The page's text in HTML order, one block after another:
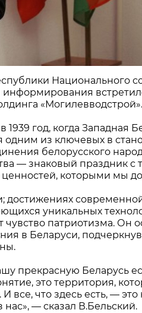
Национального
«Могилевводстрой».
год, когда Западная
одним из ключевых в
белорусского
— знаковый праздник с
ценностей, которыми мы
достижениях
уникальных
патриотизма. Он
в Беларуси,
прекрасную Беларусь
это территория,
все, что здесь есть, —
— сказал В.Бельский.